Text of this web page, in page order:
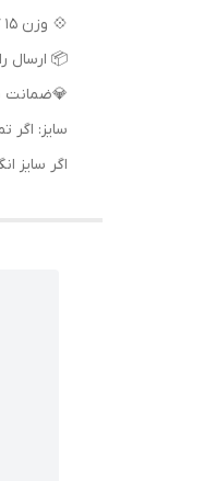
💠 وزن 15 گرم
📦 ارسال
💎ضمانت
سایز:
اگر سایز